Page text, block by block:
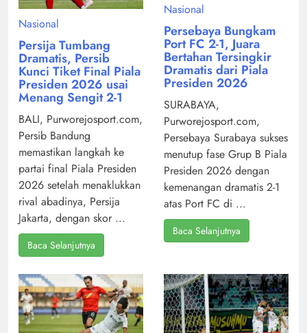
Nasional
Persija Tumbang
Dramatis, Persib
Kunci Tiket Final Piala
Presiden 2026 usai
Menang Sengit 2-1
BALI, Purworejosport.com,
Persib Bandung
memastikan langkah ke
partai final Piala Presiden
2026 setelah menaklukkan
rival abadinya, Persija
Jakarta, dengan skor ...
Baca Selanjutnya
Nasional
Persebaya Bungkam
Port FC 2-1, Juara
Bertahan Tersingkir
Dramatis dari Piala
Presiden 2026
SURABAYA,
Purworejosport.com,
Persebaya Surabaya sukses
menutup fase Grup B Piala
Presiden 2026 dengan
kemenangan dramatis 2-1
atas Port FC di ...
Baca Selanjutnya